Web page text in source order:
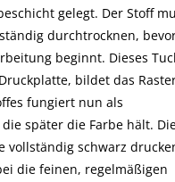
gelegt. Der Stoff
durchtrocknen,
beginnt. Dieses
bildet das
fungiert nun als
die später die Farbe hält.
vollständig schwarz
die feinen, regelmäßigen